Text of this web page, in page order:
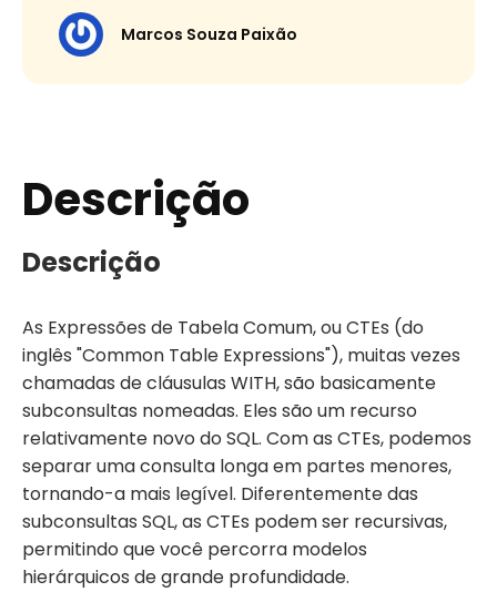
Marcos Souza Paixão
Descrição
Descrição
As Expressões de Tabela Comum, ou CTEs (do
inglês "Common Table Expressions"), muitas vezes
chamadas de cláusulas WITH, são basicamente
subconsultas nomeadas. Eles são um recurso
relativamente novo do SQL. Com as CTEs, podemos
separar uma consulta longa em partes menores,
tornando-a mais legível. Diferentemente das
subconsultas SQL, as CTEs podem ser recursivas,
permitindo que você percorra modelos
hierárquicos de grande profundidade.